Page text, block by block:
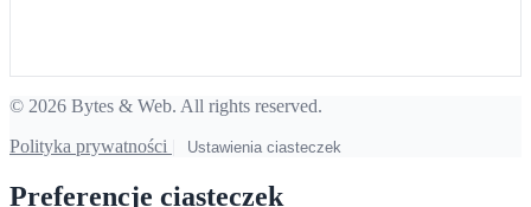
© 2026 Bytes & Web. All rights reserved.
Polityka prywatności
Ustawienia ciasteczek
Preferencje ciasteczek